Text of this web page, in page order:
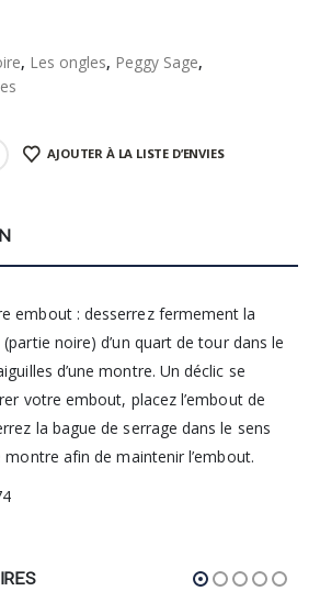
, Les ongles, Peggy Sage,
AJOUTER À LA LISTE D’ENVIES
embout : desserrez fermement la
noire) d’un quart de tour dans le
d’une montre. Un déclic se
votre embout, placez l’embout de
la bague de serrage dans le sens
montre afin de maintenir l’embout.